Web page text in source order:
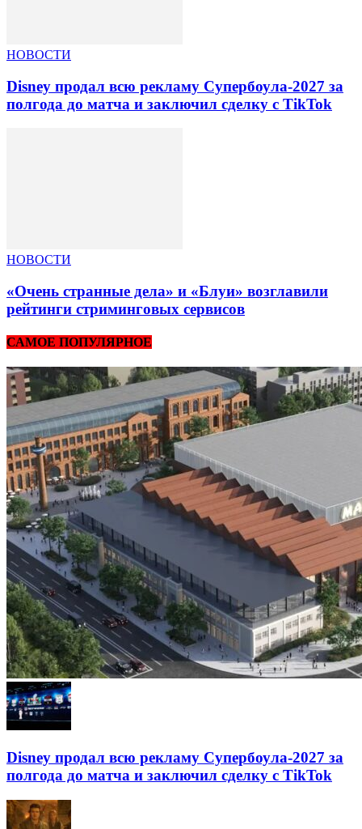
НОВОСТИ
Disney продал всю рекламу Супербоула-2027 за
полгода до матча и заключил сделку с TikTok
НОВОСТИ
«Очень странные дела» и «Блуи» возглавили
рейтинги стриминговых сервисов
САМОЕ ПОПУЛЯРНОЕ
Disney продал всю рекламу Супербоула-2027 за
полгода до матча и заключил сделку с TikTok